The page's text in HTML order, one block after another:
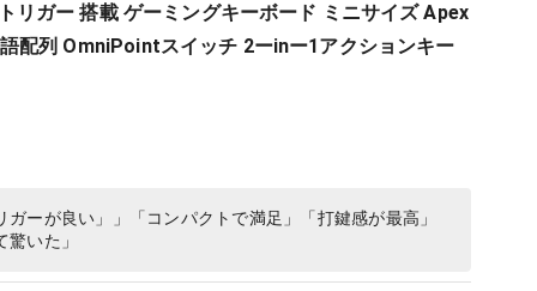
リガー 搭載 ゲーミングキーボード ミニサイズ Apex
配列 OmniPointスイッチ 2ーinー1アクションキー
ーが良い」」「コンパクトで満足」「打鍵感が最高」
いた」